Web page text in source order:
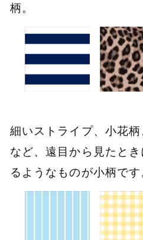
柄。
細いストライプ、小花
など、遠目から見たと
るようなものが小柄です